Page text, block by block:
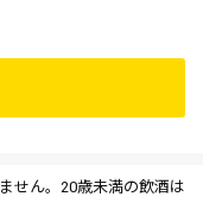
せん。20歳未満の飲酒は